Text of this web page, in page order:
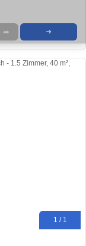
➦ ➜
1 / 1